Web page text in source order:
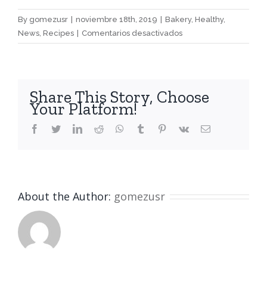
By gomezusr | noviembre 18th, 2019 | Bakery, Healthy,
News Recipes | Comentarios desactivadosen
Whole
your
Share This Story, Choose
Your Platform!
facebook
twitterlinkedinreddit whatsapptumblr pinterest
vk Email
About the Author: gomezusr